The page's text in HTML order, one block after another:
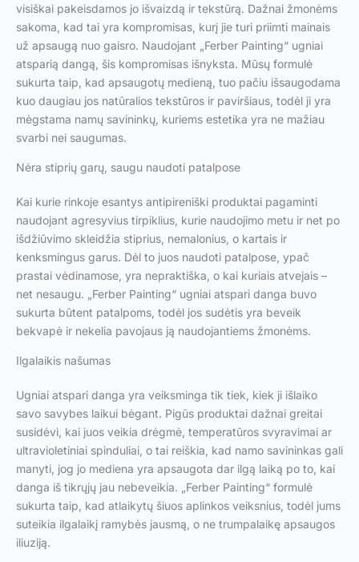
visiškai pakeisdamos jo išvaizdą ir tekstūrą. Dažnai žmonėms
sakoma, kad tai yra kompromisas, kurį jie turi priimti mainais
už apsaugą nuo gaisro. Naudojant „Ferber Painting“ ugniai
atsparią dangą, šis kompromisas išnyksta. Mūsų formulė
sukurta taip, kad apsaugotų medieną, tuo pačiu išsaugodama
kuo daugiau jos natūralios tekstūros ir paviršiaus, todėl ji yra
mėgstama namų savininkų, kuriems estetika yra ne mažiau
svarbi nei saugumas.
Nėra stiprių garų, saugu naudoti patalpose
Kai kurie rinkoje esantys antipireniški produktai pagaminti
naudojant agresyvius tirpiklius, kurie naudojimo metu ir net po
išdžiūvimo skleidžia stiprius, nemalonius, o kartais ir
kenksmingus garus. Dėl to juos naudoti patalpose, ypač
prastai vėdinamose, yra nepraktiška, o kai kuriais atvejais –
net nesaugu. „Ferber Painting“ ugniai atspari danga buvo
sukurta būtent patalpoms, todėl jos sudėtis yra beveik
bekvapė ir nekelia pavojaus ją naudojantiems žmonėms.
Ilgalaikis našumas
Ugniai atspari danga yra veiksminga tik tiek, kiek ji išlaiko
savo savybes laikui bėgant. Pigūs produktai dažnai greitai
susidėvi, kai juos veikia drėgmė, temperatūros svyravimai ar
ultravioletiniai spinduliai, o tai reiškia, kad namo savininkas gali
manyti, jog jo mediena yra apsaugota dar ilgą laiką po to, kai
danga iš tikrųjų jau nebeveikia. „Ferber Painting“ formulė
sukurta taip, kad atlaikytų šiuos aplinkos veiksnius, todėl jums
suteikia ilgalaikį ramybės jausmą, o ne trumpalaikę apsaugos
iliuziją.